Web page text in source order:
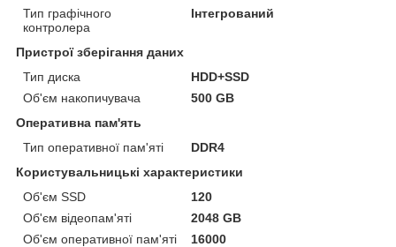
Тип графічного
контролера
Інтегрований
Пристрої зберігання даних
Тип диска
HDD+SSD
Об'єм накопичувача
500 GB
Оперативна пам'ять
Тип оперативної пам'яті
DDR4
Користувальницькі характеристики
Об'єм SSD
120
Об'єм відеопам'яті
2048 GB
Об'єм оперативної пам'яті
16000